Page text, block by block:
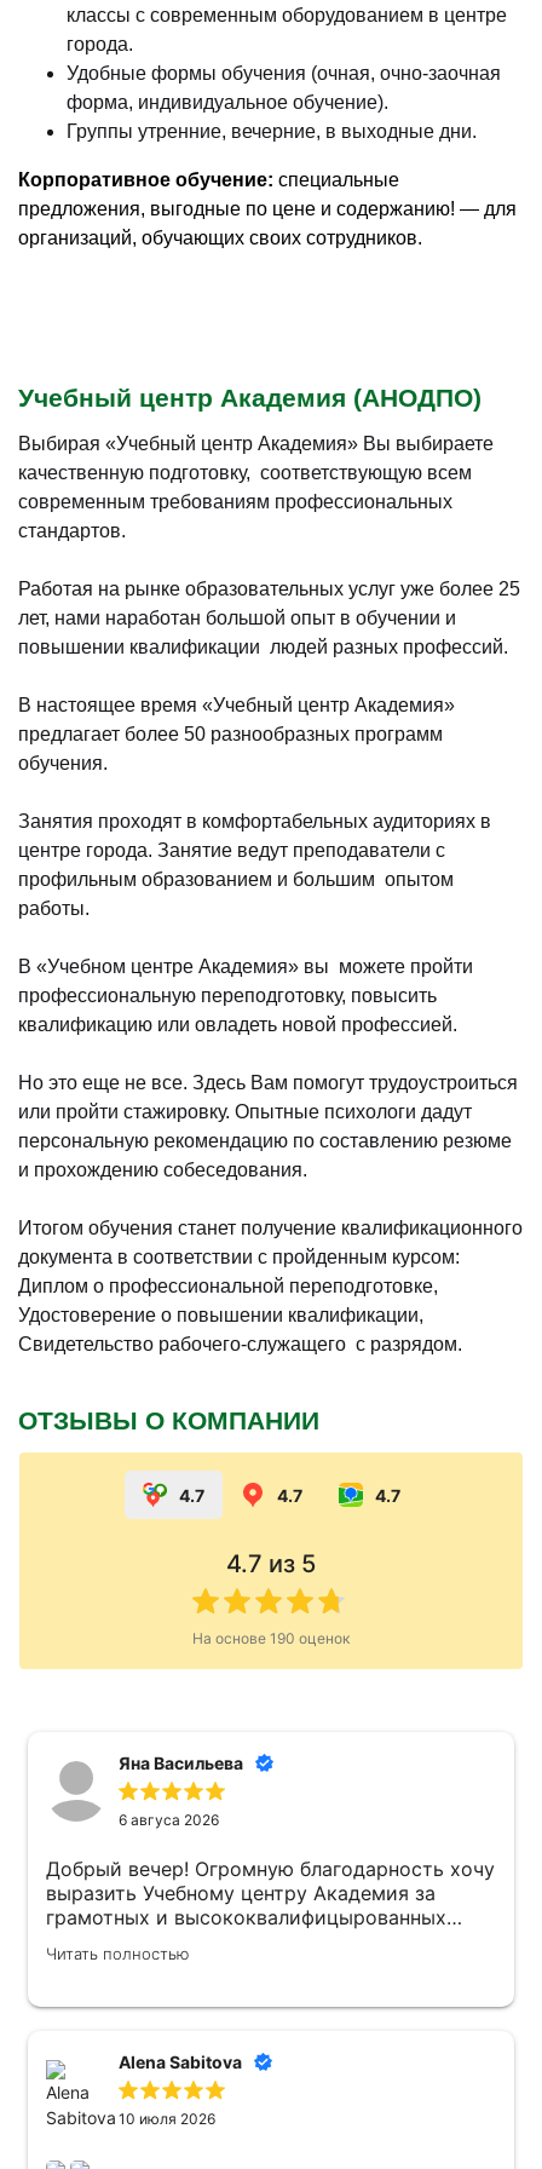
классы с современным оборудованием в центре
города.
Удобные формы обучения (очная, очно-заочная
форма, индивидуальное обучение).
Группы утренние, вечерние, в выходные дни.
Корпоративное обучение: специальные
предложения, выгодные по цене и содержанию! — для
организаций, обучающих своих сотрудников.
Учебный центр Академия (АНОДПО)
Выбирая «Учебный центр Академия» Вы выбираете
качественную подготовку, соответствующую всем
современным требованиям профессиональных
стандартов.
Работая на рынке образовательных услуг уже более 25
лет, нами наработан большой опыт в обучении и
повышении квалификации людей разных профессий.
В настоящее время «Учебный центр Академия»
предлагает более 50 разнообразных программ
обучения.
Занятия проходят в комфортабельных аудиториях в
центре города. Занятие ведут преподаватели с
профильным образованием и большим опытом
работы.
В «Учебном центре Академия» вы можете пройти
профессиональную переподготовку, повысить
квалификацию или овладеть новой профессией.
Но это еще не все. Здесь Вам помогут трудоустроиться
или пройти стажировку. Опытные психологи дадут
персональную рекомендацию по составлению резюме
и прохождению собеседования.
Итогом обучения станет получение квалификационного
документа в соответствии с пройденным курсом:
Диплом о профессиональной переподготовке,
Удостоверение о повышении квалификации,
Свидетельство рабочего-служащего с разрядом.
ОТЗЫВЫ О КОМПАНИИ
4.7 4.7 4.7
4.7 из 5
На основе 190 оценок
Яна Васильева
6 авгуса 2026
Добрый вечер! Огромную благодарность хочу
выразить Учебному центру Академия за
грамотных и высококвалифицырованных
преподавателей . Атмосфера в Учебном
центре доброжелательная ! Рекомендую 👍
Читать полностью
Alena Sabitova
10 июля 2026